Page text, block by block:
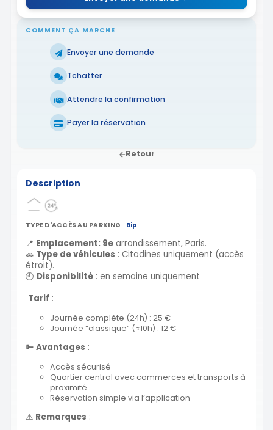
COMMENT ÇA MARCHE
Envoyer une demande
Tchatter
Attendre la confirmation
Payer la réservation
Retour
Description
TYPE D'ACCÈS AU PARKING Bip
📍 Emplacement: 9e arrondissement, Paris.
🚗 Type de véhicules : Citadines uniquement (accès
étroit).
🕘 Disponibilité : en semaine uniquement
Tarif :
Journée complète (24h) : 25 €
Journée “classique” (≈10h) : 12 €
🔑 Avantages :
Accès sécurisé
Quartier central avec commerces et transports à
proximité
Réservation simple via l’application
⚠️ Remarques :